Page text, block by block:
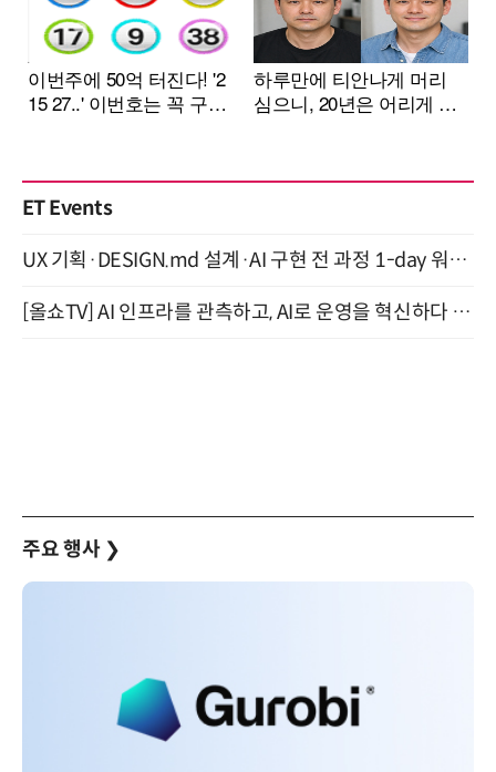
ET Events
UX 기획·DESIGN.md 설계·AI 구현 전 과정 1-day 워크숍 with Claude Code·Codex 9월 15일 개최
[올쇼TV] AI 인프라를 관측하고, AI로 운영을 혁신하다 (8월 11일 생방송)
주요 행사 ❯